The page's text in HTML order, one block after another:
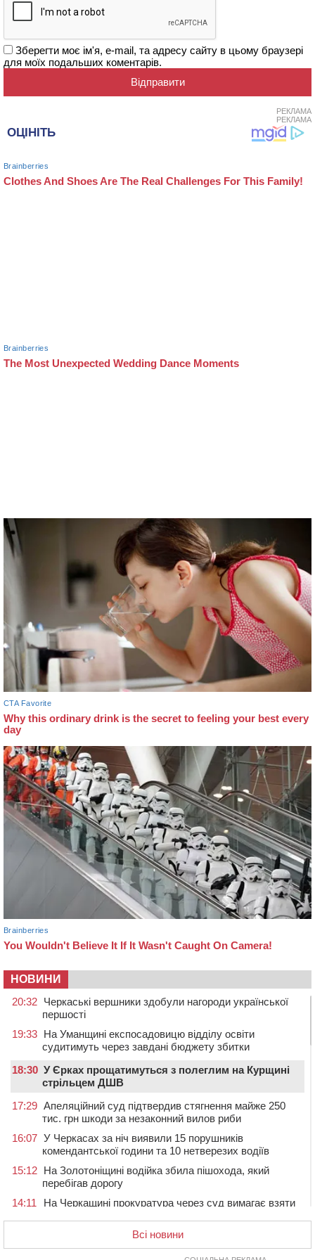
Зберегти моє ім'я, e-mail, та адресу сайту в цьому браузері
для моїх подальших коментарів.
РЕКЛАМА
РЕКЛАМА
НОВИНИ
20:32 Черкаські вершники здобули нагороди української
першості
19:33 На Уманщині експосадовицю відділу освіти
судитимуть через завдані бюджету збитки
18:30 У Єрках прощатимуться з полеглим на Курщині
стрільцем ДШВ
17:29 Апеляційний суд підтвердив стягнення майже 250
тис. грн шкоди за незаконний вилов риби
16:07 У Черкасах за ніч виявили 15 порушників
комендантської години та 10 нетверезих водіїв
15:12 На Золотоніщині водійка збила пішохода, який
перебігав дорогу
14:11
На Черкащині прокуратура через суд вимагає взяти
У Смілі біля магазину під колесами вантажівки
загинула жінка
Всі новини